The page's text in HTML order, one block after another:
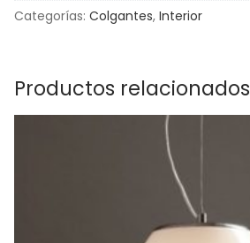
Categorías: Colgantes, Interior
Productos relacionados